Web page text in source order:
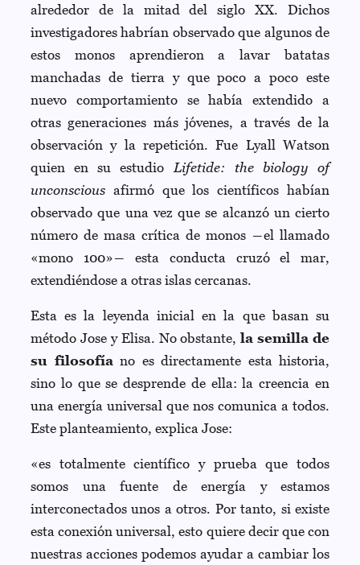
alrededor de la mitad del siglo XX. Dichos
investigadores habrían observado que algunos de
estos monos aprendieron a lavar batatas
manchadas de tierra y que poco a poco este
nuevo comportamiento se había extendido a
otras generaciones más jóvenes, a través de la
observación y la repetición. Fue Lyall Watson
quien en su estudioLifetide: the biology of
unconscious afirmó que los científicos habían
observado que una vez que se alcanzó un cierto
número de masa crítica de monos ―el llamado
«mono 100»― esta conducta cruzó el mar,
extendiéndose a otras islas cercanas.
Esta es la leyenda inicial en la que basan su
método Jose y Elisa. No obstante,la semilla de
su filosofíano es directamente esta historia,
sino lo que se desprende de ella: la creencia en
una energía universal que nos comunica a todos.
Este planteamiento, explica Jose:
«es totalmente científico y prueba que todos
somos una fuente de energía y estamos
interconectados unos a otros. Por tanto, si existe
esta conexión universal, esto quiere decir que con
nuestras acciones podemos ayudar a cambiar los